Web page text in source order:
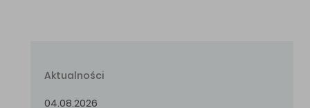
Aktualności
04.08.2026